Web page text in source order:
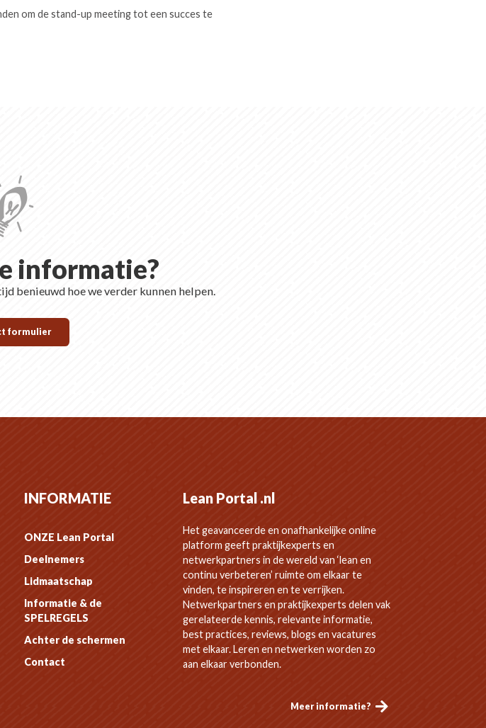
om de stand-up meeting tot een succes te
informatie?
benieuwd hoe we verder kunnen helpen.
formulier
INFORMATIE
ONZE Lean Portal
Deelnemers
Lidmaatschap
Informatie & de
SPELREGELS
Achter de schermen
Contact
Lean Portal .nl
Het geavanceerde en onafhankelijke online
platform geeft praktijkexperts en
netwerkpartners in de wereld van ‘lean en
continu verbeteren’ ruimte om elkaar te
vinden, te inspireren en te verrijken.
Netwerkpartners en praktijkexperts delen vak
gerelateerde kennis, relevante informatie,
best practices, reviews, blogs en vacatures
met elkaar. Leren en netwerken worden zo
aan elkaar verbonden.
Meer informatie?